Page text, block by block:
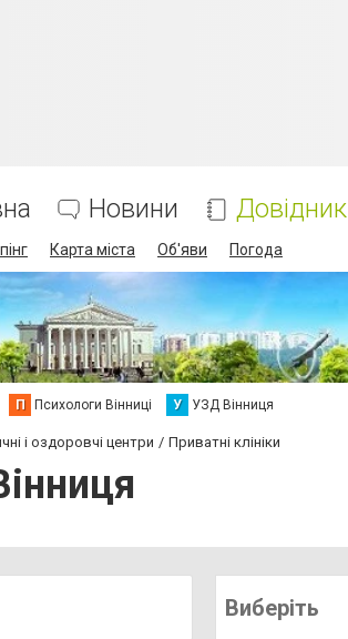
Новини Довідник
Карта міста Об'яви Погода
П Психологи Вінниці У УЗД Вінниця
і оздоровчі центри Приватні клініки
Виберіть